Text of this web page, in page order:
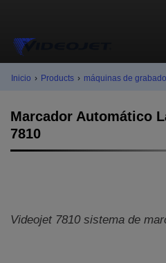
Inicio › Products › máquinas de
Marcador Automático
7810
Videojet 7810 sistema de